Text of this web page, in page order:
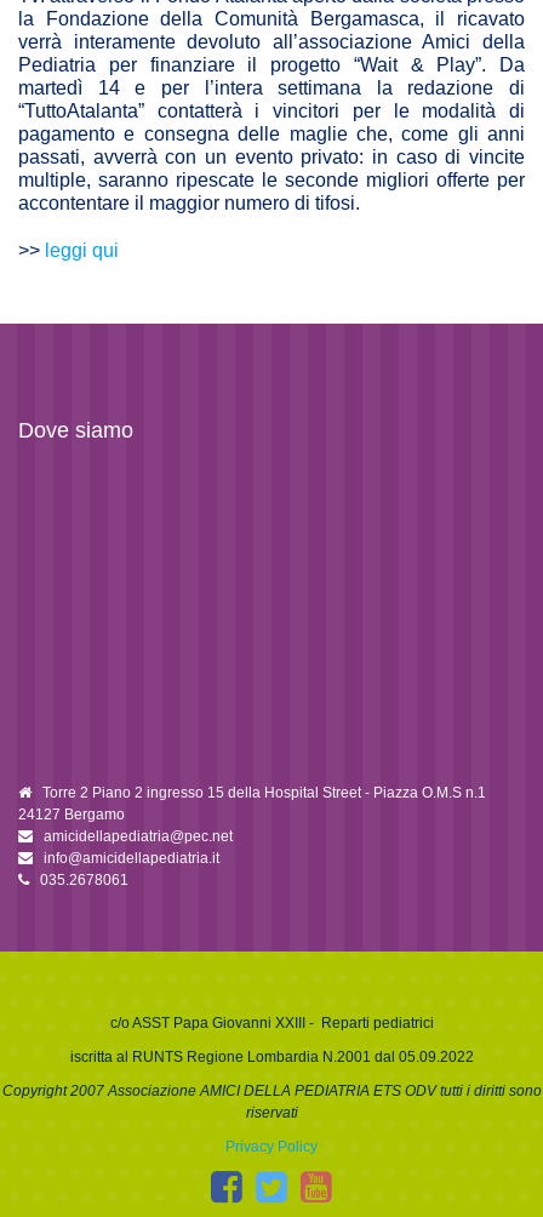
la Fondazione della Comunità Bergamasca, il ricavato
verrà interamente devoluto all’associazione Amici della
Pediatria per finanziare il progetto “Wait & Play”. Da
martedì 14 e per l’intera settimana la redazione di
“TuttoAtalanta” contatterà i vincitori per le modalità di
pagamento e consegna delle maglie che, come gli anni
passati, avverrà con un evento privato: in caso di vincite
multiple, saranno ripescate le seconde migliori offerte per
accontentare il maggior numero di tifosi.
>> leggi qui
Dove siamo
Torre 2 Piano 2 ingresso 15 della Hospital Street - Piazza O.M.S n.1
24127 Bergamo
amicidellapediatria@pec.net
info@amicidellapediatria.it
035.2678061
c/oASST Papa Giovanni XXIII
- Reparti pediatrici
iscritta al RUNTS Regione Lombardia N.2001 dal 05.09.2022
Copyright 2007 Associazione AMICI DELLA PEDIATRIA ETS ODV tutti i diritti sono
riservati
Privacy Policy